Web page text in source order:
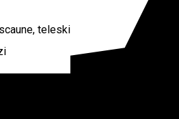
teleski